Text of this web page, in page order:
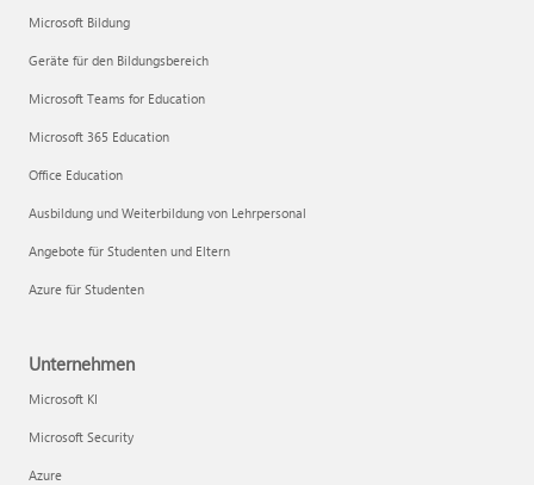
Microsoft Bildung
Geräte für den Bildungsbereich
Microsoft Teams for Education
Microsoft 365 Education
Office Education
Ausbildung und Weiterbildung von Lehrpersonal
Angebote für Studenten und Eltern
Azure für Studenten
Unternehmen
Microsoft KI
Microsoft Security
Azure